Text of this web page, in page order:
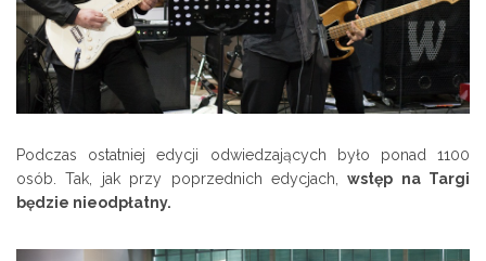
Podczas ostatniej edycji odwiedzających było ponad 1100
osób. Tak, jak przy poprzednich edycjach,wstęp na Targi
będzie nieodpłatny.